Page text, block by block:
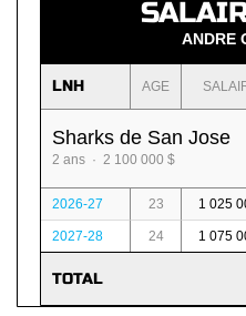
ANDRE
LNH AGE
Sharks de San Jose
2 ans · 2 100 000 $
2026-27 23 1 025
2027-28 24 1 075
TOTAL